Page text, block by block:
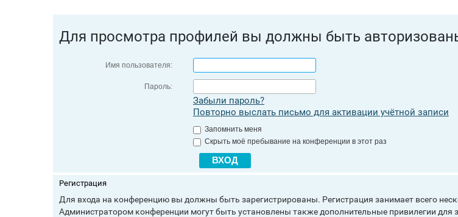
Для просмотра профилей вы должны быть
Имя пользователя:
Пароль:
Забыли пароль?
Повторно выслать письмо для активации учётной записи
Запомнить меня
Скрыть моё пребывание на конференции в этот раз
Регистрация
Для входа на конференцию вы должны быть зарегистрированы. Регистрация занимает всего
Администратором конференции могут быть установлены также дополнительные привилегии